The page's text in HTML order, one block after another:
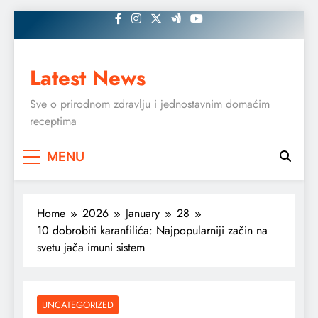
to
Latest News
Sve o prirodnom zdravlju i jednostavnim domaćim
receptima
MENU
Home 2026 January
28
10 dobrobiti karanfilića: Najpopularniji začin na
svetu jača imuni sistem
UNCATEGORIZED